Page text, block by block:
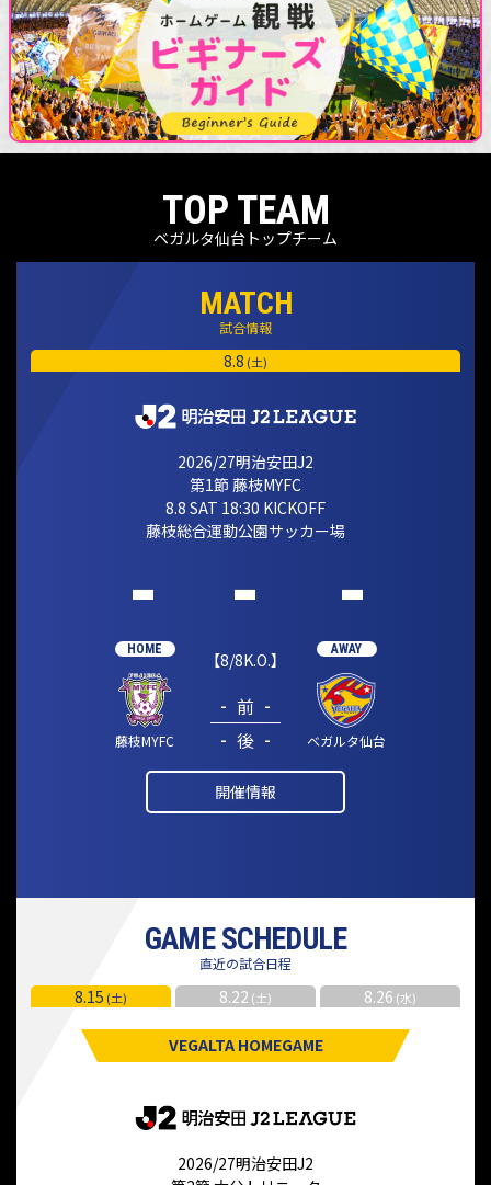
TOP TEAM
ベガルタ仙台トップチーム
8.8 (土)
MATCH
試合情報
2026/27明治安田J2
第1節 藤枝MYFC
8.8 SAT 18:30 KICKOFF
藤枝総合運動公園サッカー場
- - -
HOME
藤枝MYFC
【8/8K.O.】
- 前 -
- 後 -
AWAY
ベガルタ仙台
開催情報
GAME SCHEDULE
直近の試合日程
8.15 (土) 8.22 (土) 8.26 (水)
VEGALTA HOMEGAME
2026/27明治安田J2